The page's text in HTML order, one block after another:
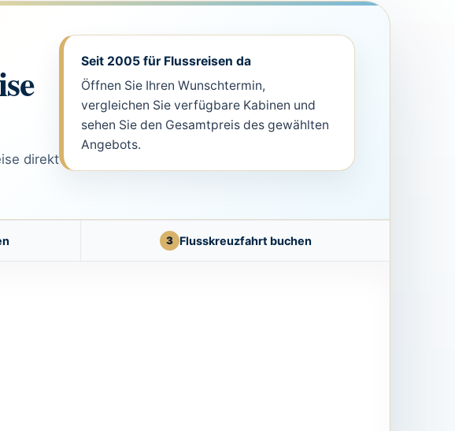
direkt
Seit 2005 für Flussreisen da
Öffnen Sie Ihren Wunschtermin,
vergleichen Sie verfügbare Kabinen und
sehen Sie den Gesamtpreis des gewählten
Angebots.
3 Flusskreuzfahrt buchen